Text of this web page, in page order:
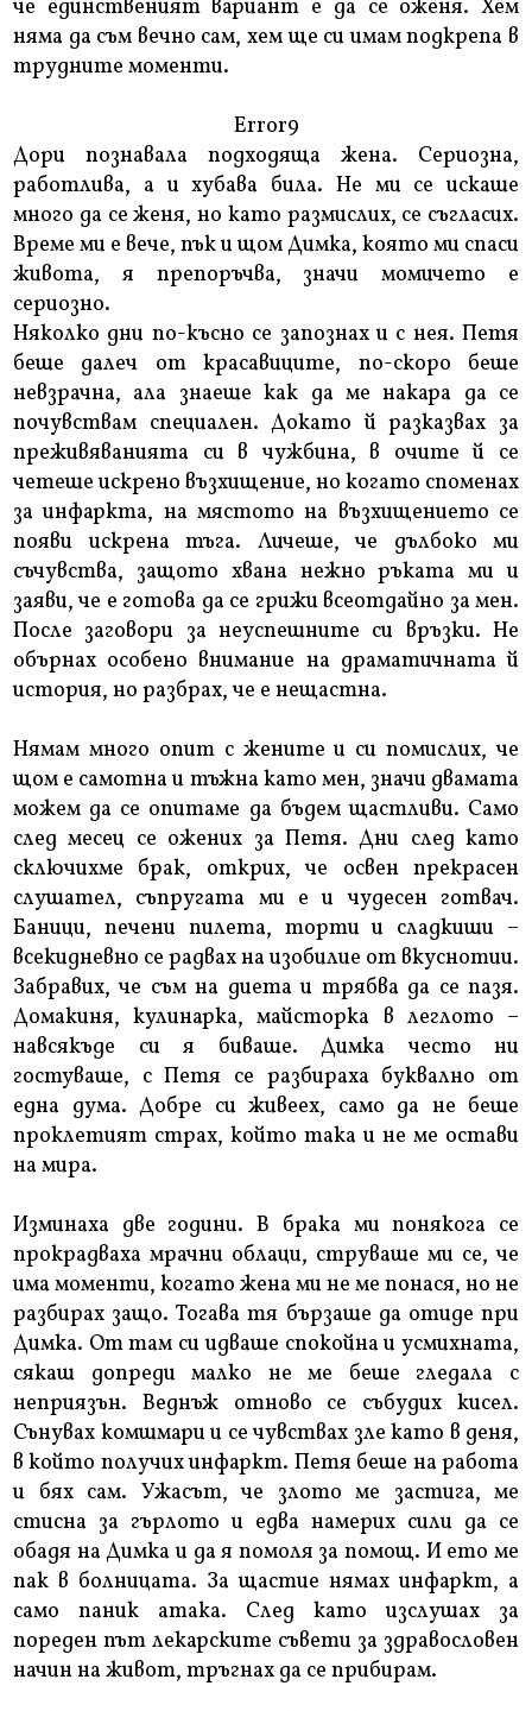
че единственият вариант е да се оженя. Хем
няма да съм вечно сам, хем ще си имам подкрепа в
трудните моменти.
Error9
Дори познавала подходяща жена. Сериозна,
работлива, а и хубава била. Не ми се искаше
много да се женя, но като размислих, се съгласих.
Време ми е вече, пък и щом Димка, която ми спаси
живота, я препоръчва, значи момичето е
сериозно.
Няколко дни по-късно се запознах и с нея. Петя
беше далеч от красавиците, по-скоро беше
невзрачна, ала знаеше как да ме накара да се
почувствам специален. Докато й разказвах за
преживяванията си в чужбина, в очите й се
четеше искрено възхищение, но когато споменах
за инфаркта, на мястото на възхищението се
появи искрена тъга. Личеше, че дълбоко ми
съчувства, защото хвана нежно ръката ми и
заяви, че е готова да се грижи всеотдайно за мен.
После заговори за неуспешните си връзки. Не
обърнах особено внимание на драматичната й
история, но разбрах, че е нещастна.
Нямам много опит с жените и си помислих, че
щом е самотна и тъжна като мен, значи двамата
можем да се опитаме да бъдем щастливи. Само
след месец се ожених за Петя. Дни след като
сключихме брак, открих, че освен прекрасен
слушател, съпругата ми е и чудесен готвач.
Баници, печени пилета, торти и сладкиши –
всекидневно се радвах на изобилие от вкуснотии.
Забравих, че съм на диета и трябва да се пазя.
Домакиня, кулинарка, майсторка в леглото –
навсякъде си я биваше. Димка често ни
гостуваше, с Петя се разбираха буквално от
една дума. Добре си живеех, само да не беше
проклетият страх, който така и не ме остави
на мира.
Изминаха две години. В брака ми понякога се
прокрадваха мрачни облаци, струваше ми се, че
има моменти, когато жена ми не ме понася, но не
разбирах защо. Тогава тя бързаше да отиде при
Димка. От там си идваше спокойна и усмихната,
сякаш допреди малко не ме беше гледала с
неприязън. Веднъж отново се събудих кисел.
Сънувах комшмари и се чувствах зле като в деня,
в който получих инфаркт. Петя беше на работа
и бях сам. Ужасът, че злото ме застига, ме
стисна за гърлото и едва намерих сили да се
обадя на Димка и да я помоля за помощ. И ето ме
пак в болницата. За щастие нямах инфаркт, а
само паник атака. След като изслушах за
пореден път лекарските съвети за здравословен
начин на живот, тръгнах да се прибирам.